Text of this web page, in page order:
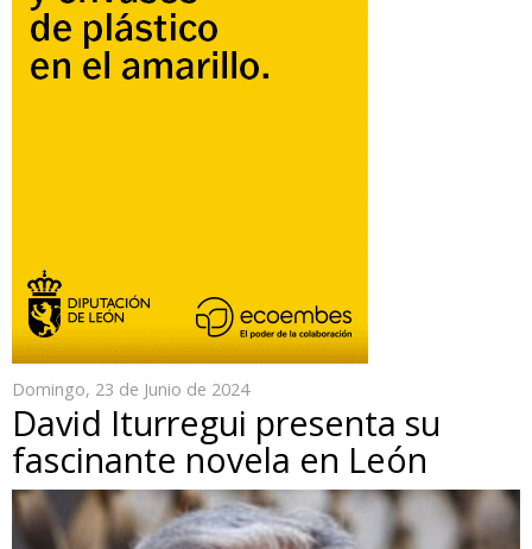
Domingo, 23 de Junio de 2024
David Iturregui presenta su
fascinante novela en León